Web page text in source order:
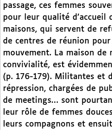
passage, ces femmes
pour leur qualité d’accueil
maisons, qui servent de
de centres de réunion
mouvement. La maison
convivialité, est
(p. 176-179). Militantes et
répression, chargées de
de meetings… sont
leur rôle de femmes
leurs compagnons et